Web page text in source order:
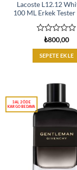
Lacoste L12.12
100 ML Erkek
üzerinden
0
oy
₺800,00
SEPETE EKLE